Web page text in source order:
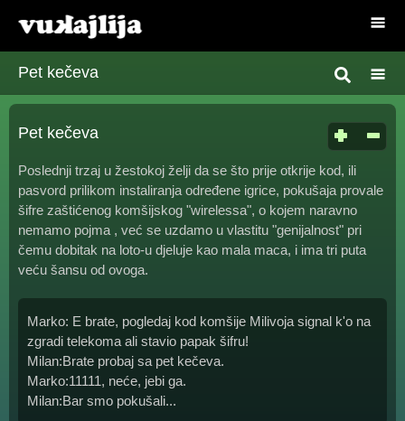
Pet kečeva
Pet kečeva
Poslednji trzaj u žestokoj želji da se što prije otkrije kod, ili
pasvord prilikom instaliranja određene igrice, pokušaja provale
šifre zaštićenog komšijskog "wirelessa", o kojem naravno
nemamo pojma , već se uzdamo u vlastitu "genijalnost" pri
čemu dobitak na loto-u djeluje kao mala maca, i ima tri puta
veću šansu od ovoga.
Marko: E brate, pogledaj kod komšije Milivoja signal k'o na
zgradi telekoma ali stavio papak šifru!
Milan:Brate probaj sa pet kečeva.
Marko:11111, neće, jebi ga.
Milan:Bar smo pokušali...